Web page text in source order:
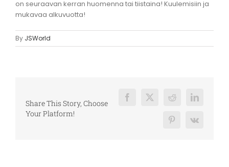
on seuraavan kerran huomenna tai tiistaina! Kuulemisiin ja
mukavaa alkuvuotta!
By JSWorld
Share This Story, Choose
Your Platform!
Facebook
X Reddit LinkedIn
Pinterest
Vk